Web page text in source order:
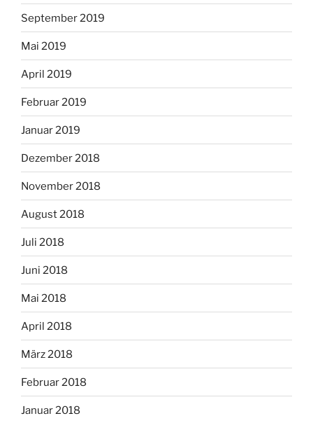
September 2019
Mai 2019
April 2019
Februar 2019
Januar 2019
Dezember 2018
November 2018
August 2018
Juli 2018
Juni 2018
Mai 2018
April 2018
März 2018
Februar 2018
Januar 2018